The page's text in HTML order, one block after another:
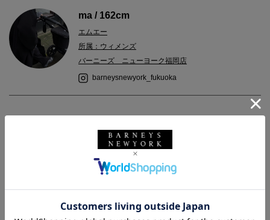
ma / 162cm
エムエー
所属：ウィメンズ
バーニーズ ニューヨーク福岡店
barneysnewyork_fukuoka
＜バーニーズ ニューヨーク＞よりコートのご紹介です。
コーディネートもしやすく合わせやすい部分も◎